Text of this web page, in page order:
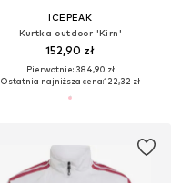
ICEPEAK
Kurtka outdoor 'Kirn'
152,90 zł
Pierwotnie: 384,90 zł
Ostatnia najniższa cena:122,32 zł